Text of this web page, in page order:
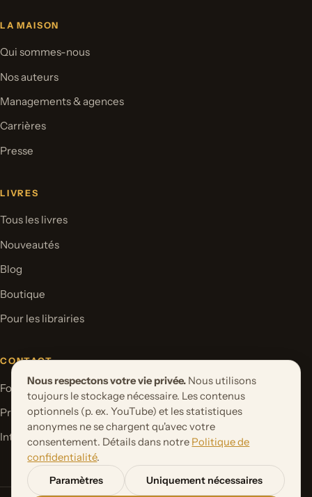
LA MAISON
Qui sommes-nous
Nos auteurs
Managements & agences
Carrières
Presse
LIVRES
Tous les livres
Nouveautés
Blog
Boutique
Pour les librairies
CONTACT
Formulaire de contact
Proposer un projet de livre
International Rights
Nous respectons votre vie privée. Nous utilisons
toujours le stockage nécessaire. Les contenus
optionnels (p. ex. YouTube) et les statistiques
anonymes ne se chargent qu'avec votre
consentement. Détails dans notre Politique de
confidentialité.
Paramètres
Uniquement nécessaires